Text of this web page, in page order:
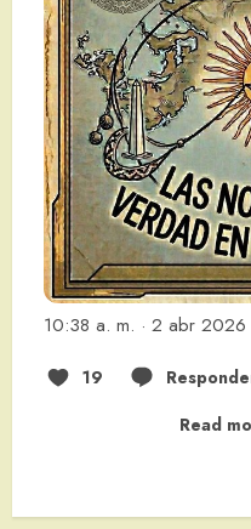
10:38 a. m. · 2 abr 2026
19
Read